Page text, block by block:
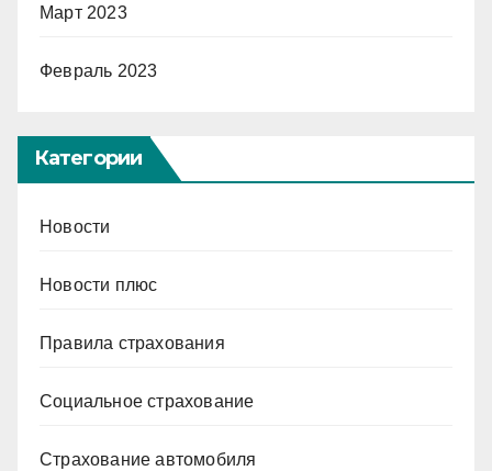
Март 2023
Февраль 2023
Категории
Новости
Новости плюс
Правила страхования
Социальное страхование
Страхование автомобиля